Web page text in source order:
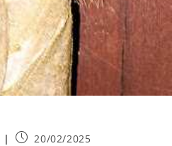
Post20/02/2025